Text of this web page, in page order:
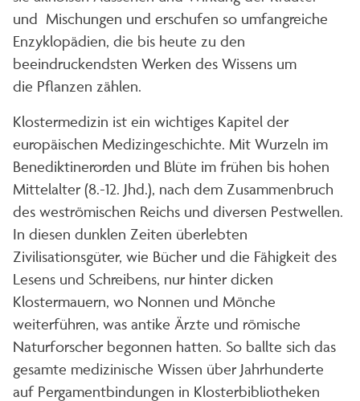
und Mischungen und erschufen so umfangreiche
Enzyklopädien, die bis heute zu den
beeindruckendsten Werken des Wissens um
die Pflanzen zählen.
Klostermedizin ist ein wichtiges Kapitel der
europäischen Medizingeschichte. Mit Wurzeln im
Benediktinerorden und Blüte im frühen bis hohen
Mittelalter (8.-12. Jhd.), nach dem Zusammenbruch
des weströmischen Reichs und diversen Pestwellen.
In diesen dunklen Zeiten überlebten
Zivilisationsgüter, wie Bücher und die Fähigkeit des
Lesens und Schreibens, nur hinter dicken
Klostermauern, wo Nonnen und Mönche
weiterführen, was antike Ärzte und römische
Naturforscher begonnen hatten. So ballte sich das
gesamte medizinische Wissen über Jahrhunderte
auf Pergamentbindungen in Klosterbibliotheken